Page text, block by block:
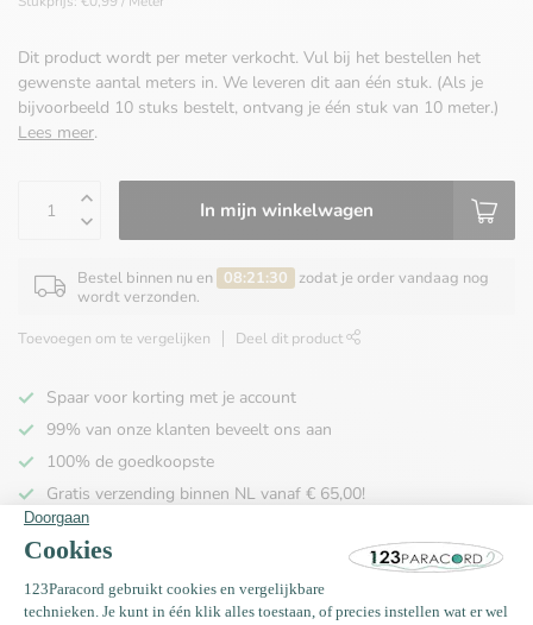
Dit product wordt per meter verkocht. Vul bij het bestellen het
gewenste aantal meters in. We leveren dit aan één stuk. (Als je
bijvoorbeeld 10 stuks bestelt, ontvang je één stuk van 10 meter.)
Lees meer.
In mijn winkelwagen
Bestel binnen nu en 08:21:29
zodat je order vandaag nog
wordt verzonden.
Toevoegen om te vergelijken Deel dit product
Spaar voor korting met je account
99% van onze klanten beveelt ons aan
100% de goedkoopste
Gratis verzending binnen NL vanaf € 65,00!
Productomschrijving